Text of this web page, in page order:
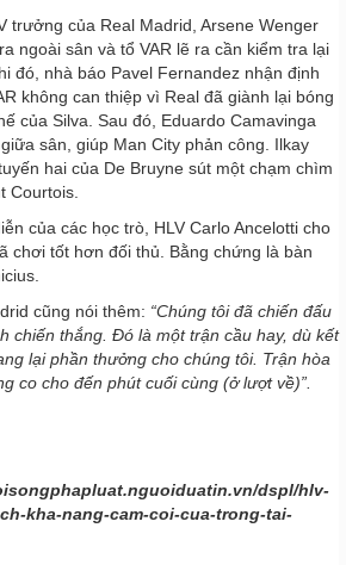
trưởng của Real Madrid, Arsene Wenger
ngoài sân và tổ VAR lẽ ra cần kiểm tra lại
đó, nhà báo Pavel Fernandez nhận định
không can thiệp vì Real đã giành lại bóng
của Silva. Sau đó, Eduardo Camavinga
sân, giúp Man City phản công. Ilkay
hai của De Bruyne sút một chạm chìm
Courtois.
của các học trò, HLV Carlo Ancelotti cho
chơi tốt hơn đối thủ. Bằng chứng là bàn
cũng nói thêm: “Chúng tôi đã chiến đấu
chiến thắng. Đó là một trận cầu hay, dù kết
lại phần thưởng cho chúng tôi. Trận hòa
co cho đến phút cuối cùng (ở lượt về)”.
dspl/hlv-
kha-nang-cam-coi-cua-trong-tai-